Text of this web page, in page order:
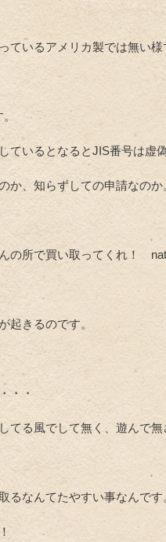
ているアメリカ製では無い様
。
ているとなるとJIS番号は虚
か、知らずしての申請なのか
の所で買い取ってくれ！
起きるのです。
・・
る風でして無く、遊んで無
るなんてたやすい事なんです